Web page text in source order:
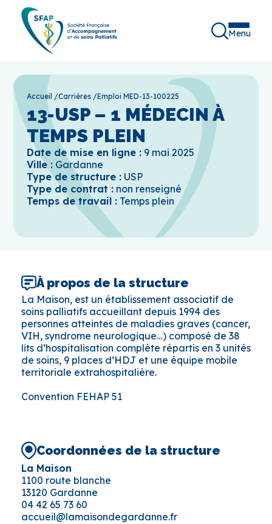
Menu
Accueil /Carrières /Emploi MED-13-100225
13-USP – 1 MÉDECIN À
TEMPS PLEIN
Date de mise en ligne : 9 mai 2025
Ville : Gardanne
Type de structure : USP
Type de contrat : non renseigné
Temps de travail : Temps plein
À propos de la structure
La Maison, est un établissement associatif de
soins palliatifs accueillant depuis 1994 des
personnes atteintes de maladies graves (cancer,
VIH, syndrome neurologique…) composé de 38
lits d’hospitalisation complète répartis en 3 unités
de soins, 9 places d’HDJ et une équipe mobile
territoriale extrahospitalière.
Convention FEHAP 51
Coordonnées de la structure
La Maison
1100 route blanche
13120 Gardanne
04 42 65 73 60
accueil@lamaisondegardanne.fr